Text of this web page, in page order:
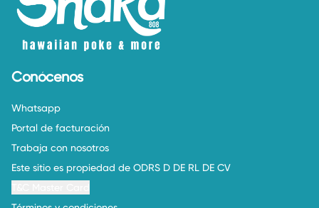
Conócenos
Whatsapp
Portal de facturación
Trabaja con nosotros
Este sitio es propiedad de ODRS D DE RL DE CV